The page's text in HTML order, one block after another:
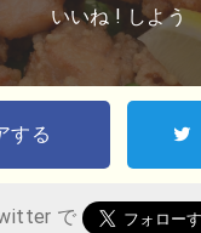
いいね ! しよう
する
で